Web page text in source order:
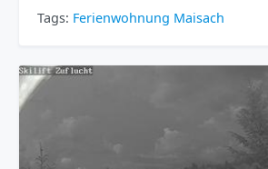
Tags: Ferienwohnung Maisach